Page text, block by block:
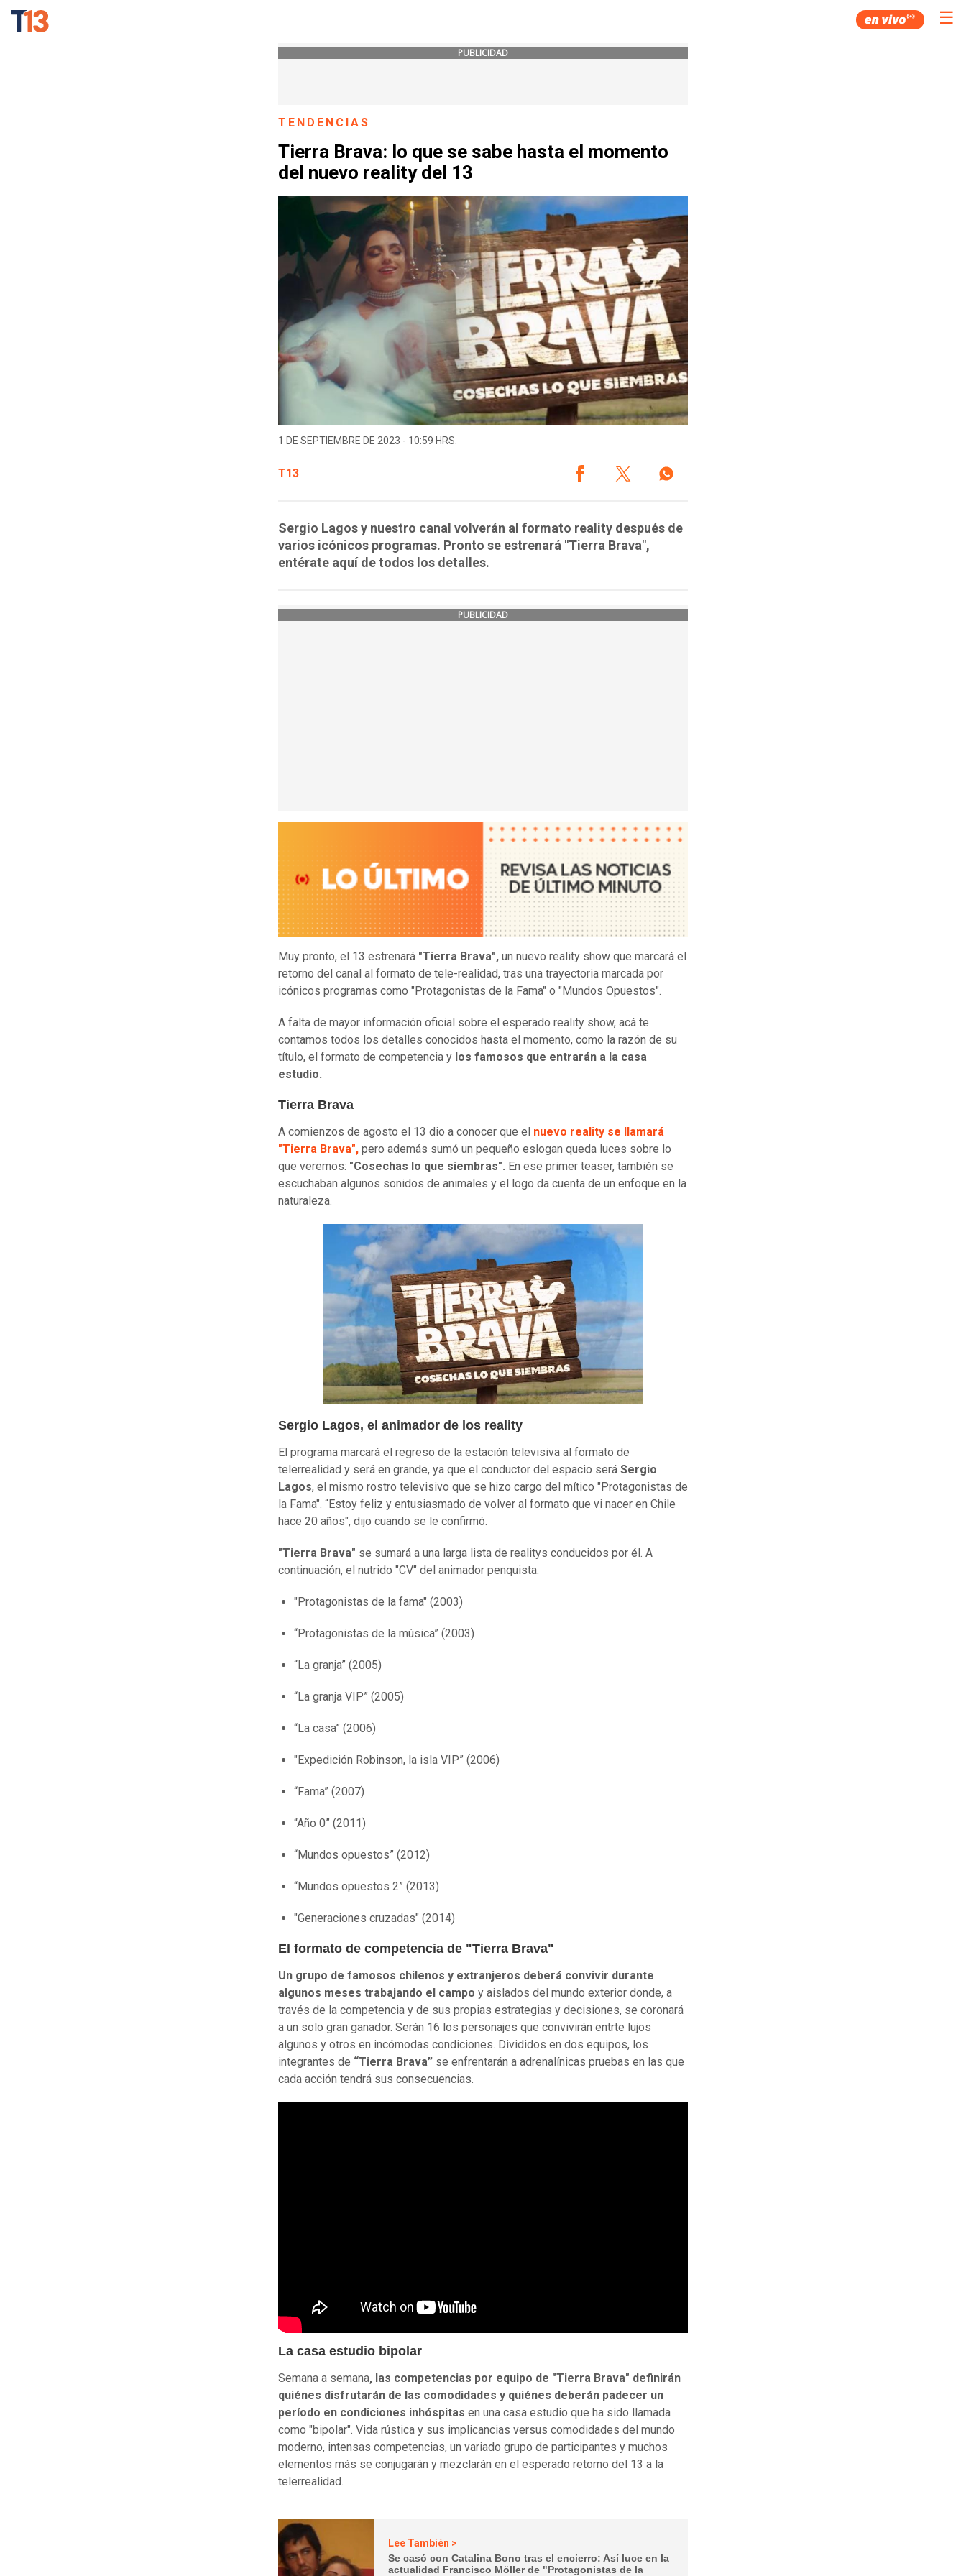
☰
PUBLICIDAD
TENDENCIAS
Tierra Brava: lo que se sabe hasta el momento
del nuevo reality del 13
1 DE SEPTIEMBRE DE 2023 - 10:59 HRS.
T13
Sergio Lagos y nuestro canal volverán al formato reality después de
varios icónicos programas. Pronto se estrenará "Tierra Brava",
entérate aquí de todos los detalles.
PUBLICIDAD
Muy pronto, el 13 estrenará "Tierra Brava", un nuevo reality show que marcará el
retorno del canal al formato de tele-realidad, tras una trayectoria marcada por
icónicos programas como "Protagonistas de la Fama" o "Mundos Opuestos".
A falta de mayor información oficial sobre el esperado reality show, acá te
contamos todos los detalles conocidos hasta el momento, como la razón de su
título, el formato de competencia y los famosos que entrarán a la casa
estudio.
Tierra Brava
A comienzos de agosto el 13 dio a conocer que el nuevo reality se llamará
"Tierra Brava", pero además sumó un pequeño eslogan queda luces sobre lo
que veremos: "Cosechas lo que siembras". En ese primer teaser, también se
escuchaban algunos sonidos de animales y el logo da cuenta de un enfoque en la
naturaleza.
Sergio Lagos, el animador de los reality
El programa marcará el regreso de la estación televisiva al formato de
telerrealidad y será en grande, ya que el conductor del espacio será Sergio
Lagos, el mismo rostro televisivo que se hizo cargo del mítico "Protagonistas de
la Fama". “Estoy feliz y entusiasmado de volver al formato que vi nacer en Chile
hace 20 años", dijo cuando se le confirmó.
"Tierra Brava" se sumará a una larga lista de realitys conducidos por él. A
continuación, el nutrido "CV" del animador penquista.
"Protagonistas de la fama" (2003)
“Protagonistas de la música” (2003)
“La granja” (2005)
“La granja VIP” (2005)
“La casa” (2006)
"Expedición Robinson, la isla VIP” (2006)
“Fama” (2007)
“Año 0” (2011)
“Mundos opuestos” (2012)
“Mundos opuestos 2” (2013)
"Generaciones cruzadas" (2014)
El formato de competencia de "Tierra Brava"
Un grupo de famosos chilenos y extranjeros deberá convivir durante
algunos meses trabajando el campo y aislados del mundo exterior donde, a
través de la competencia y de sus propias estrategias y decisiones, se coronará
a un solo gran ganador. Serán 16 los personajes que convivirán entrte lujos
algunos y otros en incómodas condiciones. Divididos en dos equipos, los
integrantes de “Tierra Brava” se enfrentarán a adrenalínicas pruebas en las que
cada acción tendrá sus consecuencias.
La casa estudio bipolar
Semana a semana, las competencias por equipo de "Tierra Brava" definirán
quiénes disfrutarán de las comodidades y quiénes deberán padecer un
período en condiciones inhóspitas en una casa estudio que ha sido llamada
como "bipolar". Vida rústica y sus implicancias versus comodidades del mundo
moderno, intensas competencias, un variado grupo de participantes y muchos
elementos más se conjugarán y mezclarán en el esperado retorno del 13 a la
telerrealidad.
Lee También >
Se casó con Catalina Bono tras el encierro: Así luce en la
actualidad Francisco Möller de "Protagonistas de la